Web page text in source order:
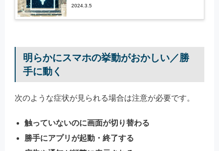
解説
2024.3.5
明らかにスマホの挙動がおかしい／勝
手に動く
次のような症状が見られる場合は注意が必要です。
触っていないのに画面が切り替わる
勝手にアプリが起動・終了する